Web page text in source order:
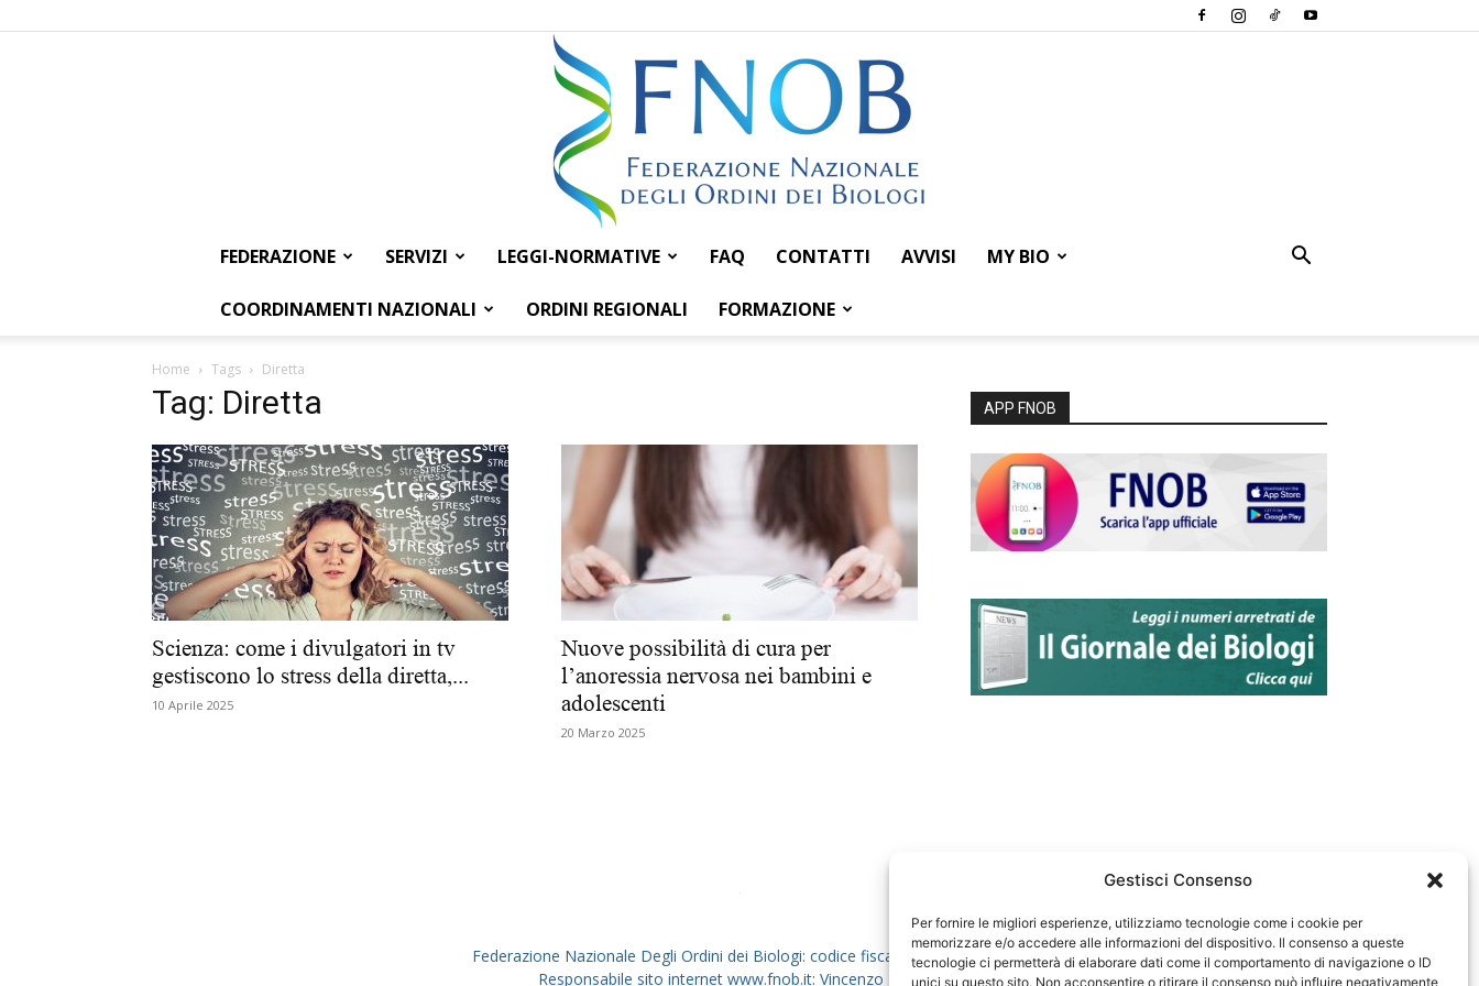
Gestisci Consenso
Per fornire le migliori esperienze, utilizziamo tecnologie come i cookie per
memorizzare e/o accedere alle informazioni del dispositivo. Il consenso a queste
tecnologie ci permetterà di elaborare dati come il comportamento di navigazione o ID
unici su questo sito. Non acconsentire o ritirare il consenso può influire negativamente
Federazione
Nazionale
degli
FEDERAZIONE SERVIZI LEGGI-NORMATIVE FAQ CONTATTI AVVISI MY BIO
COORDINAMENTI NAZIONALI ORDINI REGIONALI FORMAZIONE
Home Tags Diretta
Tag: Diretta
Scienza: come i divulgatori in tv
gestiscono lo stress della diretta,...
10 Aprile 2025
Nuove possibilità di cura per
l’anoressia nervosa nei bambini e
adolescenti
20 Marzo 2025
APP FNOB
Federazione Nazionale Degli Ordini dei Biologi: codice fiscale 80069130583
Responsabile sito internet www.fnob.it: Vincenzo D'Anna